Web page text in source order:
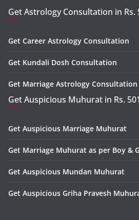
Get Astrology Consultation in Rs.
Get Career Astrology Consultation
Get Kundali Dosh Consultation
Get Marriage Astrology Consultation
Get Auspicious Muhurat in Rs.
Get Auspicious Marriage Muhurat
Get Marriage Muhurat as per Boy &
Get Auspicious Mundan Muhurat
Get Auspicious Griha Pravesh